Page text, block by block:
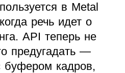
в Metal
речь идет о
API теперь не
предугадать —
буфером кадров,